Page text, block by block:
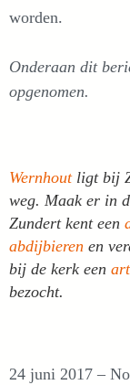
worden.
Onderaan dit
opgenomen.
Wernhout ligt bij
weg. Maak er in
Zundert kent een
abdijbieren en
bij de kerk een
bezocht.
24 juni 2017 –